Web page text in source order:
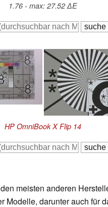
1.76 - max: 27.52 ∆E
HP OmniBook X Flip 14
meisten anderen
Modelle, darunter auch für